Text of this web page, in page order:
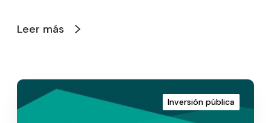
Leer más
Inversión pública